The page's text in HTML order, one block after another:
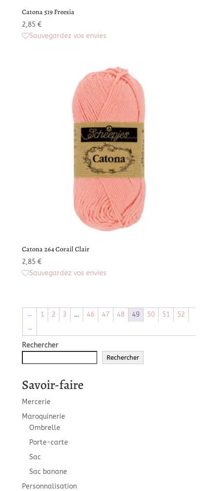
Catona 519 Freesia
2,85 €
Sauvegardez vos envies
Catona 264 Corail Clair
2,85 €
Sauvegardez vos envies
← 1 2 3 … 46 47 48 49 50 51
52
→
Rechercher
Rechercher
Savoir-faire
Mercerie
Maroquinerie
Ombrelle
Porte-carte
Sac
Sac banane
Personnalisation